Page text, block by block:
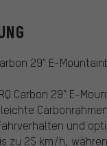
29" E-
Carbon 29" E-
und
zu 25 km/h,